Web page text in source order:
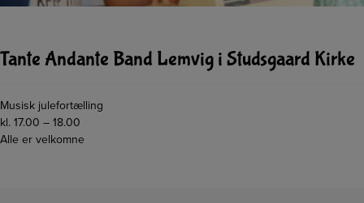
Tante Andante Band Lemvig i Studsgaard Kirke
Musisk julefortælling
kl. 17.00 – 18.00
Alle er velkomne